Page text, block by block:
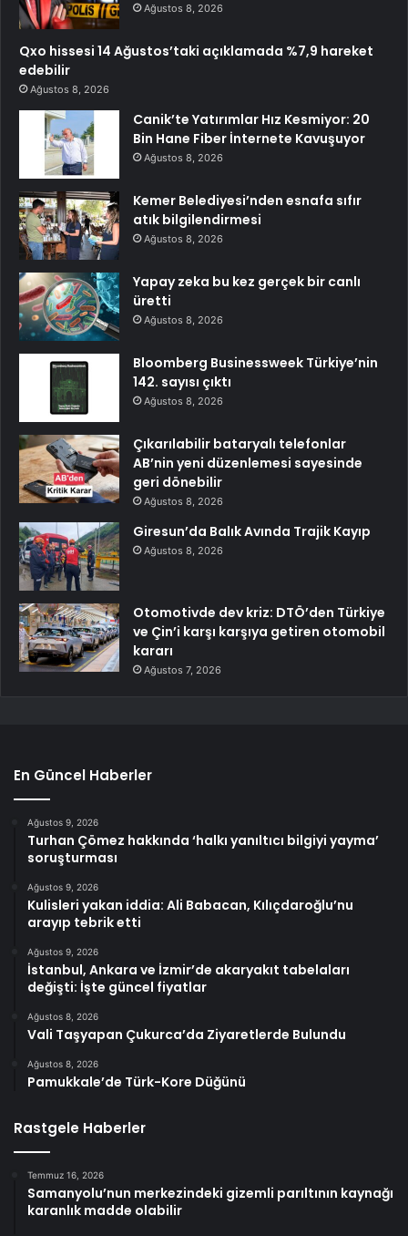
Ağustos 8, 2026
Qxo hissesi 14 Ağustos’taki açıklamada %7,9 hareket
edebilir
Ağustos 8, 2026
Canik’te Yatırımlar Hız Kesmiyor: 20
Bin Hane Fiber İnternete Kavuşuyor
Ağustos 8, 2026
Kemer Belediyesi’nden esnafa sıfır
atık bilgilendirmesi
Ağustos 8, 2026
Yapay zeka bu kez gerçek bir canlı
üretti
Ağustos 8, 2026
Bloomberg Businessweek Türkiye’nin
142. sayısı çıktı
Ağustos 8, 2026
Çıkarılabilir bataryalı telefonlar
AB’nin yeni düzenlemesi sayesinde
geri dönebilir
Ağustos 8, 2026
Giresun’da Balık Avında Trajik Kayıp
Ağustos 8, 2026
Otomotivde dev kriz: DTÖ’den Türkiye
ve Çin’i karşı karşıya getiren otomobil
kararı
Ağustos 7, 2026
En Güncel Haberler
Ağustos 9, 2026
Turhan Çömez hakkında ‘halkı yanıltıcı bilgiyi yayma’
soruşturması
Ağustos 9, 2026
Kulisleri yakan iddia: Ali Babacan, Kılıçdaroğlu’nu
arayıp tebrik etti
Ağustos 9, 2026
İstanbul, Ankara ve İzmir’de akaryakıt tabelaları
değişti: İşte güncel fiyatlar
Ağustos 8, 2026
Vali Taşyapan Çukurca’da Ziyaretlerde Bulundu
Ağustos 8, 2026
Pamukkale’de Türk-Kore Düğünü
Rastgele Haberler
Temmuz 16, 2026
Samanyolu’nun merkezindeki gizemli parıltının kaynağı
karanlık madde olabilir